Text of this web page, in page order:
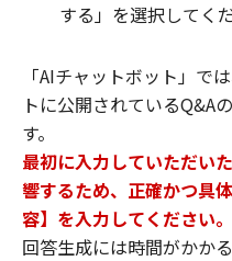
する」を選択してく
「AIチャットボット」で
トに公開されているQ&A
す。
最初に入力していただい
響するため、正確かつ具
容】を入力してください。
回答生成には時間がかか